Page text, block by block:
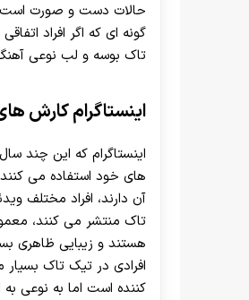
حالات دست و صورت است.
گونه ای که اگر افراد
تاک بوسه و لب نوعی
اینستاگرام کارش
اینستاگرام که این چند
های خود استفاده می
آن دارند، افراد مختلف
تاک منتشر می کنند،
هستند و زیبایی ظاهری
افرادی در تیک تاک
کننده است اما به نوعی